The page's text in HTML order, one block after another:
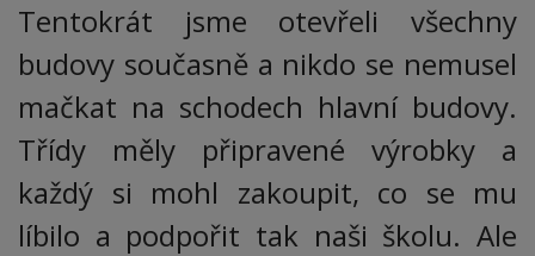
Tentokrát jsme otevřeli všechny
budovy současně a nikdo se nemusel
mačkat na schodech hlavní budovy.
Třídy měly připravené výrobky a
každý si mohl zakoupit, co se mu
líbilo a podpořit tak naši školu. Ale